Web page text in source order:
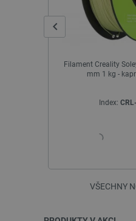
Filament Creality
mm 1 kg -
Index:
VŠECHNY